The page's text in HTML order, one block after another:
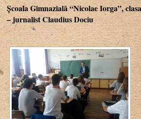
Școala Gimnazială “Nicolae Iorga”,
– jurnalist Claudius Dociu